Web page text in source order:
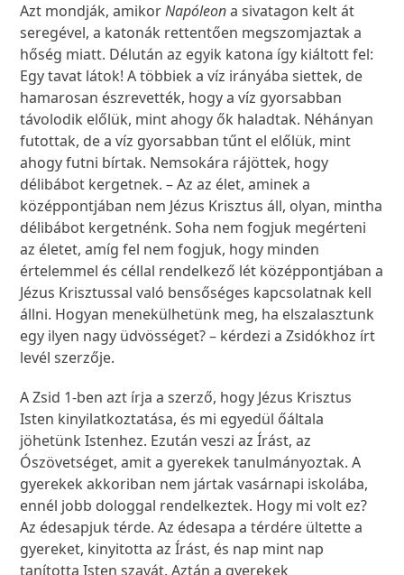
Azt mondják, amikorNapóleona sivatagon kelt át
seregével, a katonák rettentően megszomjaztak a
hőség miatt. Délután az egyik katona így kiáltott fel:
Egy tavat látok! A többiek a víz irányába siettek, de
hamarosan észrevették, hogy a víz gyorsabban
távolodik előlük, mint ahogy ők haladtak. Néhányan
futottak, de a víz gyorsabban tűnt el előlük, mint
ahogy futni bírtak. Nemsokára rájöttek, hogy
délibábot kergetnek. – Az az élet, aminek a
középpontjában nem Jézus Krisztus áll, olyan, mintha
délibábot kergetnénk. Soha nem fogjuk megérteni
az életet, amíg fel nem fogjuk, hogy minden
értelemmel és céllal rendelkező lét középpontjában a
Jézus Krisztussal való bensőséges kapcsolatnak kell
állni. Hogyan menekülhetünk meg, ha elszalasztunk
egy ilyen nagy üdvösséget? – kérdezi a Zsidókhoz írt
levél szerzője.
A Zsid 1-ben azt írja a szerző, hogy Jézus Krisztus
Isten kinyilatkoztatása, és mi egyedül őáltala
jöhetünk Istenhez. Ezután veszi az Írást, az
Ószövetséget, amit a gyerekek tanulmányoztak. A
gyerekek akkoriban nem jártak vasárnapi iskolába,
ennél jobb dologgal rendelkeztek. Hogy mi volt ez?
Az édesapjuk térde. Az édesapa a térdére ültette a
gyereket, kinyitotta az Írást, és nap mint nap
tanította Isten szavát. Aztán a gyerekek